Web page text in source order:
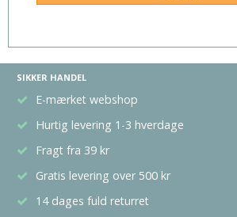
SIKKER HANDEL
E-mærket webshop
Hurtig levering 1-3 hverdage
Fragt fra 39 kr
Gratis levering over 500 kr
14 dages fuld returret